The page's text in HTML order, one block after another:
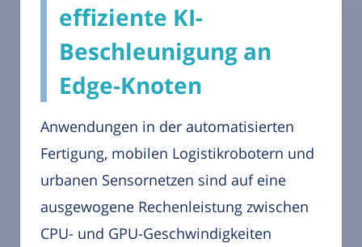
effiziente KI-
Beschleunigung an
Edge-Knoten
Anwendungen in der automatisierten
Fertigung, mobilen Logistikrobotern und
urbanen Sensornetzen sind auf eine
ausgewogene Rechenleistung zwischen
CPU- und GPU-Geschwindigkeiten